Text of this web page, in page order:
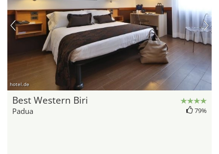
hotel.de
Best Western Biri
Padua 79%